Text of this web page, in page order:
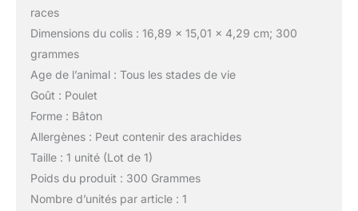
races
Dimensions du colis : 16,89 x 15,01 x 4,29 cm; 300
grammes
Age de l’animal : Tous les stades de vie
Goût : Poulet
Forme : Bâton
Allergènes : Peut contenir des arachides
Taille : 1 unité (Lot de 1)
Poids du produit : 300 Grammes
Nombre d’unités par article : 1